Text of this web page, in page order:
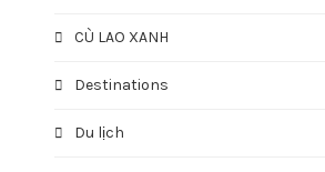
CÙ LAO XANH
Destinations
Du lịch